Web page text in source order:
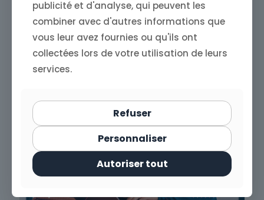
publicité et d'analyse, qui peuvent les
combiner avec d'autres informations que
vous leur avez fournies ou qu'ils ont
collectées lors de votre utilisation de leurs
services.
Refuser
Personnaliser
Autoriser tout